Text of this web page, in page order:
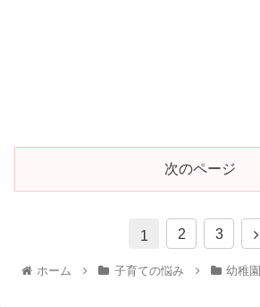
次のページ
1 2 3
ホーム 子育ての悩み 幼稚園